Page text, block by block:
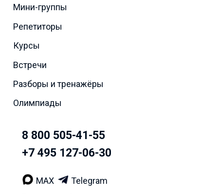
Мини-группы
Репетиторы
Курсы
Встречи
Разборы и тренажёры
Олимпиады
8 800 505-41-55
+7 495 127-06-30
MAX Telegram